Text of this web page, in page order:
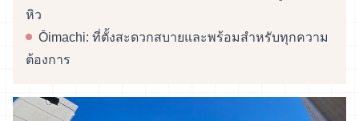
หิว
Ōimachi: ที่ตั้งสะดวกสบายและพร้อมสำหรับทุกความ
ต้องการ